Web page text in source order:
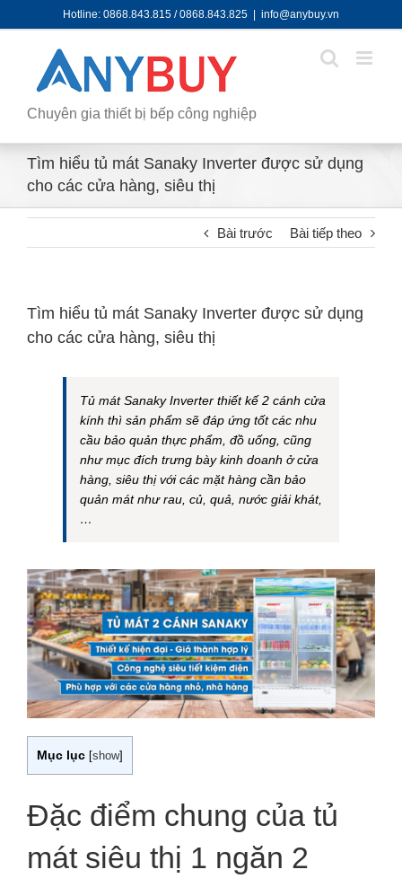
to
Hotline: 0868.843.815 / 0868.843.825 info@anybuy.vn
Chuyên gia thiết bị bếp công nghiệp
Tìm hiểu tủ mát Sanaky Inverter được sử dụng
cho các cửa hàng, siêu thị
Bài trước Bài tiếp theo
Tìm hiểu tủ mát Sanaky Inverter được sử dụng
cho các cửa hàng, siêu thị
Tủ mát Sanaky Inverter thiết kế 2 cánh cửa
kính thì sản phẩm sẽ đáp ứng tốt các nhu
cầu bảo quản thực phẩm, đồ uống, cũng
như mục đích trưng bày kinh doanh ở cửa
hàng, siêu thị với các mặt hàng cần bảo
quản mát như rau, củ, quả, nước giải khát,
…
Mục lục [show]
Đặc điểm chung của tủ
mát siêu thị 1 ngăn 2